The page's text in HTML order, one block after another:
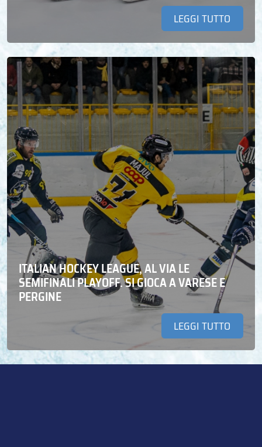
LEGGI TUTTO
ITALIAN HOCKEY LEAGUE, AL VIA LE
SEMIFINALI PLAYOFF. SI GIOCA A VARESE E
PERGINE
LEGGI TUTTO